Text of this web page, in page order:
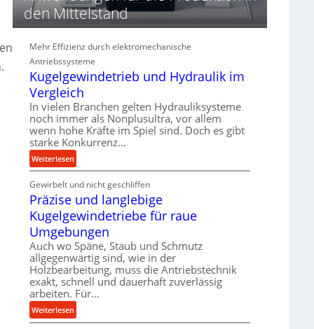
d
i
e
P
r
f
o
r
m
a
n
c
b
e
i
m
D
r
ü
c
k
p
r
den Mittelstand
Mehr Effizienz durch elektromechanische
Antriebssysteme
Kugelgewindetrieb und Hydraulik im
Vergleich
In vielen Branchen gelten Hydrauliksysteme
noch immer als Nonplusultra, vor allem
wenn hohe Kräfte im Spiel sind. Doch es gibt
starke Konkurrenz…
Weiterlesen:
K
u
g
l
g
e
w
i
n
d
e
Gewirbelt und nicht geschliffen
Präzise und langlebige
Kugelgewindetriebe für raue
Umgebungen
Auch wo Späne, Staub und Schmutz
allgegenwärtig sind, wie in der
Holzbearbeitung, muss die Antriebstechnik
exakt, schnell und dauerhaft zuverlässig
arbeiten. Für…
Weiterlesen:
P